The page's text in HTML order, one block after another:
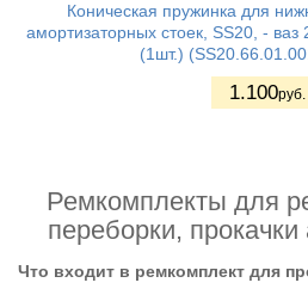
Коническая пружинка для
амортизаторных стоек, SS20, -
(1шт.)
1.100руб.
Ремкомплекты для
переборки,
Что входит в ремкомплект для